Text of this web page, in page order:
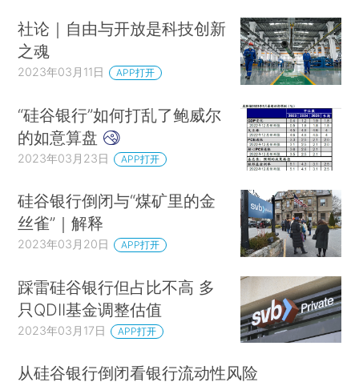
社论｜自由与开放是科技创新
之魂
2023年03月11日 APP打开
“硅谷银行”如何打乱了鲍威尔
的如意算盘
2023年03月23日 APP打开
硅谷银行倒闭与“煤矿里的金
丝雀”｜解释
2023年03月20日 APP打开
踩雷硅谷银行但占比不高 多
只QDII基金调整估值
2023年03月17日 APP打开
从硅谷银行倒闭看银行流动性风险